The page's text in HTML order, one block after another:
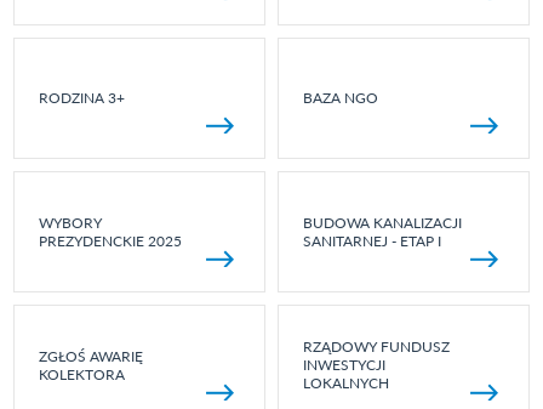
RODZINA 3+ BAZA NGO
WYBORY
PREZYDENCKIE 2025
BUDOWA KANALIZACJI
SANITARNEJ - ETAP I
ZGŁOŚ AWARIĘ
KOLEKTORA
RZĄDOWY FUNDUSZ
INWESTYCJI
LOKALNYCH